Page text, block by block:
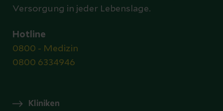
Versorgung in jeder Lebenslage.
Hotline
0800 - Medizin
0800 6334946
Kliniken